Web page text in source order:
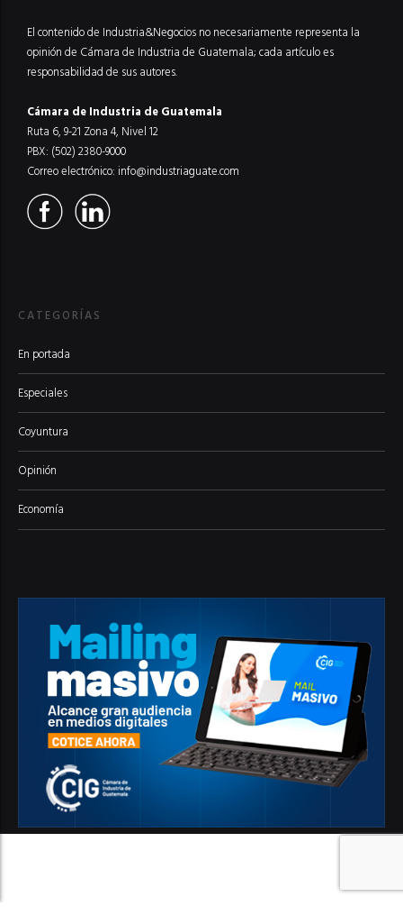
El contenido de Industria&Negocios no necesariamente representa la
opinión de Cámara de Industria de Guatemala; cada artículo es
responsabilidad de sus autores.
Cámara de Industria de Guatemala
Ruta 6, 9-21 Zona 4, Nivel 12
PBX: (502) 2380-9000
Correo electrónico: info@industriaguate.com
CATEGORÍAS
En portada
Especiales
Coyuntura
Opinión
Economía